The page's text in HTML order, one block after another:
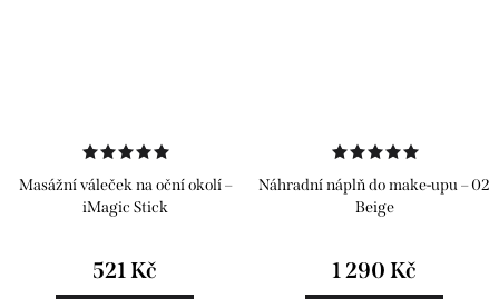
Masážní váleček na oční okolí –
iMagic Stick
521 Kč
Náhradní náplň do make-upu – 02
Beige
1 290 Kč